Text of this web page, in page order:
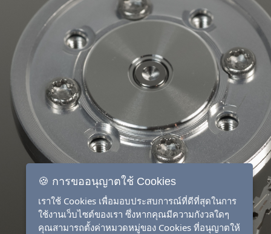
🍪 การขออนุญาตใช้ Cookies
เราใช้ Cookies เพื่อมอบประสบการณ์ที่ดีที่สุดในการ
ใช้งานเว็บไซต์ของเรา ซึ่งหากคุณมีความกังวลใดๆ
คุณสามารถตั้งค่าหมวดหมู่ของ Cookies ที่อนุญาตให้